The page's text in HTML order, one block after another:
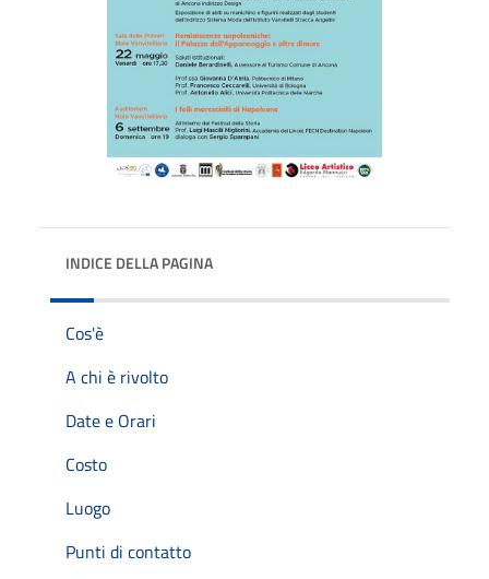
INDICE DELLA PAGINA
Cos'è
A chi è rivolto
Date e Orari
Costo
Luogo
Punti di contatto